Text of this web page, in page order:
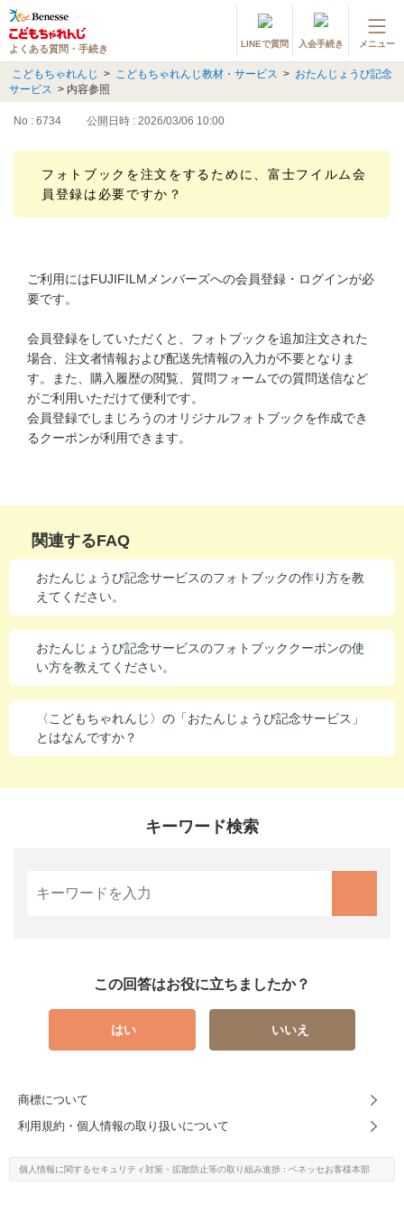
よくある質問・手続き LINEで質問 入会手続き メニュー
登録情報の変更・各種お手続き
会員ページへログイン
お客様サポート(手続き・照会)
よくある質問・お問い合わせ
他の講座のよくある質問・手続きはこちら
進研ゼミ 小学講座
進研ゼミ 中学講座
進研ゼミ 中学講座 中高一貫
こどもちゃれんじ > こどもちゃれんじ教材・サービス > おたんじょうび記念
サービス > 内容参照
No : 6734 公開日時 : 2026/03/06 10:00
フォトブックを注文をするために、富士フイルム会
員登録は必要ですか？
ご利用にはFUJIFILMメンバーズへの会員登録・ログインが必
要です。
会員登録をしていただくと、フォトブックを追加注文された
場合、注文者情報および配送先情報の入力が不要となりま
す。また、購入履歴の閲覧、質問フォームでの質問送信など
がご利用いただけて便利です。
会員登録でしまじろうのオリジナルフォトブックを作成でき
るクーポンが利用できます。
関連するFAQ
おたんじょうび記念サービスのフォトブックの作り方を教
えてください。
おたんじょうび記念サービスのフォトブッククーポンの使
い方を教えてください。
〈こどもちゃれんじ〉の「おたんじょうび記念サービス」
とはなんですか？
キーワード検索
この回答はお役に立ちましたか？
はい いいえ
商標について
利用規約・個人情報の取り扱いについて
個人情報に関するセキュリティ対策・ 拡散防止等の取り組み進捗 : ベネッセお客様本部